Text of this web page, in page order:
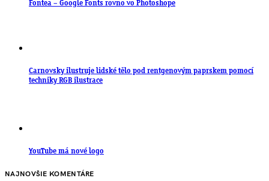
Fontea – Google Fonts rovno vo Photoshope
Carnovsky ilustruje lidské tělo pod rentgenovým paprskem pomocí
techniky RGB ilustrace
YouTube má nové logo
NAJNOVŠIE KOMENTÁRE